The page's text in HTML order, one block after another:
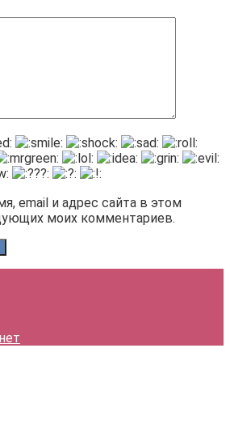
email и адрес сайта в этом
моих комментариев.